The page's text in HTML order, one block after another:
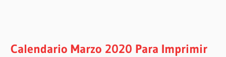
Calendario Marzo 2020 Para Imprimir